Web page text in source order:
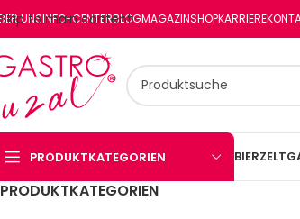
Skip to main content
UNSINFO-CENTERBLOGMAGAZINSHOPKARRIERE
PRODUKTKATEGORIEN
PRODUKTKATEGORIEN